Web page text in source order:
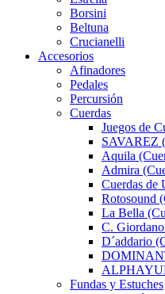
Borsini
Beltuna
Crucianelli
Accesorios
Afinadores
Pedales
Percursión
Cuerdas
Juegos de
SAVAREZ
Aquila
Admira
Cuerdas de
Rotosound
La Bella
C.
D´addario
Fundas y Estuches